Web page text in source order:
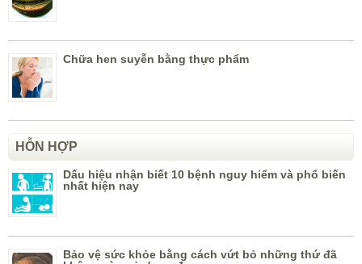
Chữa hen suyễn bằng thực phẩm
HỖN HỢP
Dấu hiệu nhận biết 10 bệnh nguy hiểm và phổ biến
nhất hiện nay
Bảo vệ sức khỏe bằng cách vứt bỏ những thứ đã